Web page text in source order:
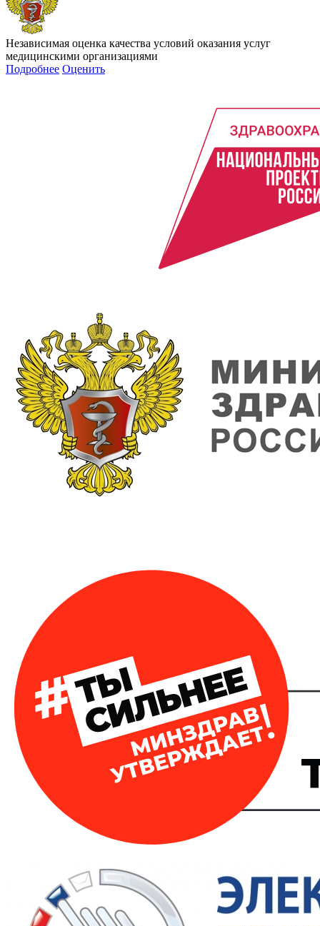
Независимая оценка качества условий оказания услуг
медицинскими организациями
Подробнее Оценить